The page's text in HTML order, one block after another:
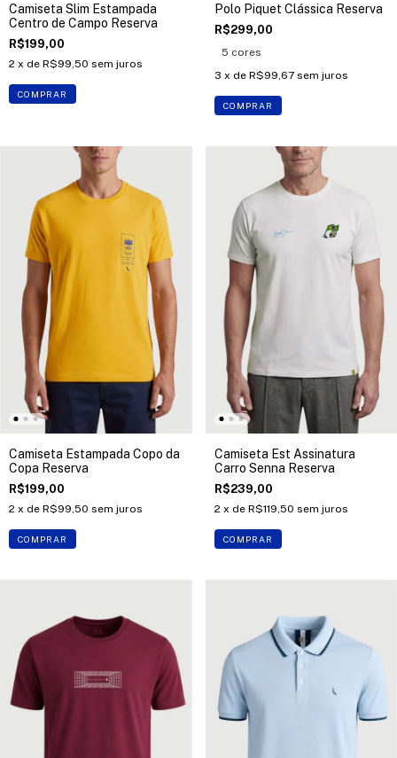
Camiseta Slim Estampada
Centro de Campo Reserva
R$199,00
2 x de R$99,50 sem juros
COMPRAR
Polo Piquet Clássica Reserva
R$299,00
5 cores
3 x de R$99,67 sem juros
COMPRAR
Camiseta Estampada Copo da
Copa Reserva
R$199,00
2 x de R$99,50 sem juros
COMPRAR
Camiseta Est Assinatura
Carro Senna Reserva
R$239,00
2 x de R$119,50 sem juros
COMPRAR